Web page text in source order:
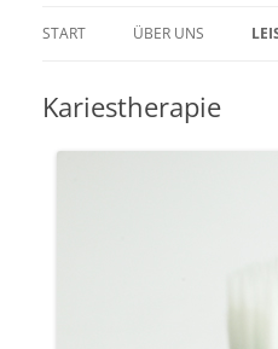
START ÜBER UNS
Kariestherapie